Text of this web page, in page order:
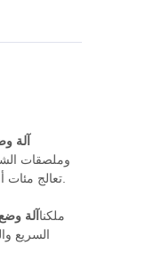
آلة
وملصقات
تعالج مئاتيضمن عملية وضع العلامات بسلاسة وموثوقية مما يعزز الكفاءة التشغيلية.
ملكنا آلة
السريع